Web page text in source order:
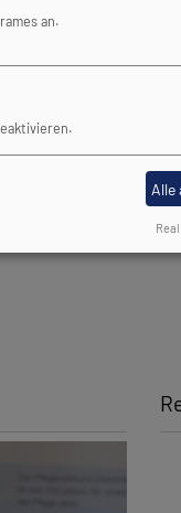
an.
Alle